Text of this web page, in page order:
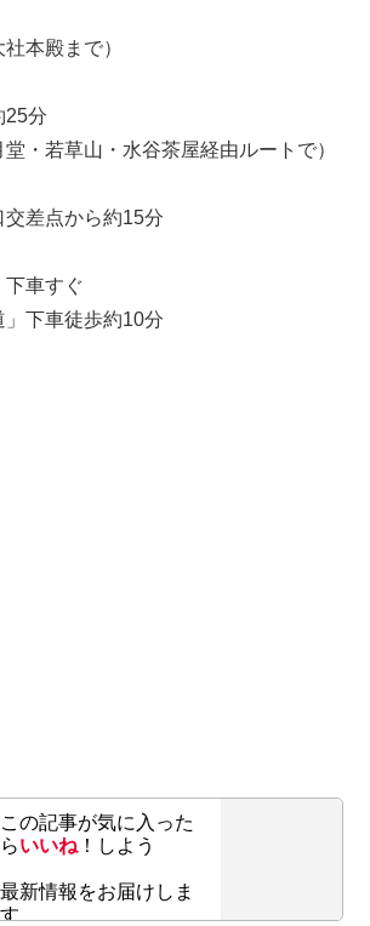
本殿まで）
25分
・若草山・水谷茶屋経由ルートで）
差点から約15分
下車すぐ
」下車徒歩約10分
この記事が気に入った
らいいね ！しよう
最新情報をお届けしま
す